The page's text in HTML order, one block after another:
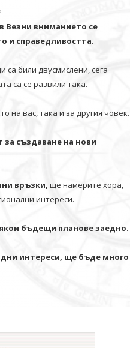
Везни вниманието се
и справедливостта.
са били двусмислени, сега
са се развили така.
на вас, така и за другия човек.
създаване на нови
връзки, ще намерите хора,
интереси.
бъдещи планове заедно.
интереси, ще бъде много